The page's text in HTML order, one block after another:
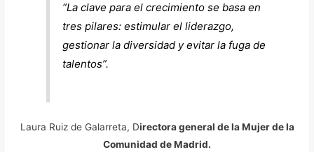
“La clave para el crecimiento se basa en
tres pilares: estimular el liderazgo,
gestionar la diversidad y evitar la fuga de
talentos”.
Laura Ruiz de Galarreta, Directora general de la Mujer de la
Comunidad de Madrid.